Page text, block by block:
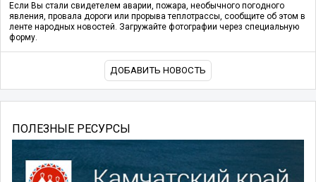
Если Вы стали свидетелем аварии, пожара, необычного погодного
явления, провала дороги или прорыва теплотрассы, сообщите об этом в
ленте народных новостей. Загружайте фотографии через специальную
форму.
ДОБАВИТЬ НОВОСТЬ
ПОЛЕЗНЫЕ РЕСУРСЫ